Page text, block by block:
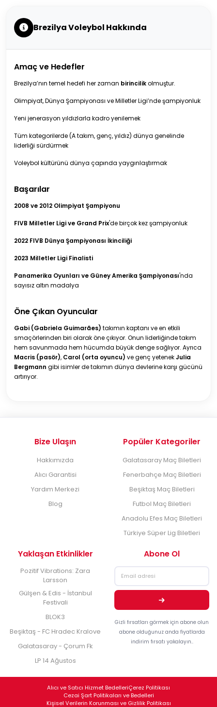
Brezilya Voleybol Hakkında
Amaç ve Hedefler
Brezilya’nın temel hedefi her zaman birincilikolmuştur.
Olimpiyat, Dünya Şampiyonası ve Milletler Ligi’nde şampiyonluk
Yeni jenerasyon yıldızlarla kadro yenilemek
Tüm kategorilerde (A takım, genç, yıldız) dünya genelinde
liderliği sürdürmek
Voleybol kültürünü dünya çapında yaygınlaştırmak
Başarılar
2008 ve 2012 Olimpiyat Şampiyonu
FIVB Milletler Ligi ve Grand Prix'de birçok kez şampiyonluk
2022 FIVB Dünya Şampiyonası İkinciliği
2023 Milletler Ligi Finalisti
Panamerika Oyunları ve Güney Amerika Şampiyonası'nda
sayısız altın madalya
Öne Çıkan Oyuncular
Gabi (Gabriela Guimarães) takımın kaptanı ve en etkili
smaçörlerinden biri olarak öne çıkıyor. Onun liderliğinde takım
hem savunmada hem hücumda büyük denge sağlıyor. Ayrıca
Macris (pasör), Carol (orta oyuncu) ve genç yetenekJulia
Bergmann gibi isimler de takımın dünya devlerine karşı gücünü
artırıyor.
Bize Ulaşın
Hakkımızda
Alıcı Garantisi
Yardım Merkezi
Blog
Popüler Kategoriler
Galatasaray Maç Biletleri
Fenerbahçe Maç Biletleri
Beşiktaş Maç Biletleri
Futbol Maç Biletleri
Anadolu Efes Maç Biletleri
Türkiye Süper Lig Biletleri
Yaklaşan Etkinlikler
Pozitif Vibrations: Zara
Larsson
Gülşen & Edis - İstanbul
Festivali
BLOK3
Beşiktaş - FC Hradec Kralove
Galatasaray - Çorum Fk
LP 14 Ağustos
Abone Ol
Gizli fırsatları görmek için abone olun
abone olduğunuz anda fiyatlarda
indirim fırsatı yakalayın..
Alıcı ve Satıcı Hizmet BedelleriÇerez Politikası
Cezai Şart Politikaları ve Bedelleri
Kişisel Verilerin Korunması ve Gizlilik Politikası